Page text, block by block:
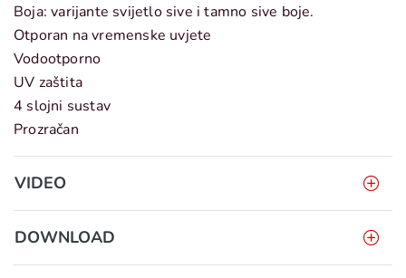
Boja: varijante svijetlo sive i tamno sive boje.
Otporan na vremenske uvjete
Vodootporno
UV zaštita
4 slojni sustav
Prozračan
VIDEO
DOWNLOAD